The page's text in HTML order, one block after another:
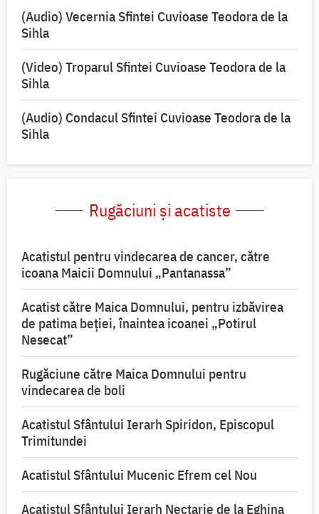
(Audio) Vecernia Sfintei Cuvioase Teodora de la
Sihla
(Video) Troparul Sfintei Cuvioase Teodora de la
Sihla
(Audio) Condacul Sfintei Cuvioase Teodora de la
Sihla
Rugăciuni și acatiste
Acatistul pentru vindecarea de cancer, către
icoana Maicii Domnului „Pantanassa”
Acatist către Maica Domnului, pentru izbăvirea
de patima beției, înaintea icoanei „Potirul
Nesecat”
Rugăciune către Maica Domnului pentru
vindecarea de boli
Acatistul Sfântului Ierarh Spiridon, Episcopul
Trimitundei
Acatistul Sfântului Mucenic Efrem cel Nou
Acatistul Sfântului Ierarh Nectarie de la Eghina